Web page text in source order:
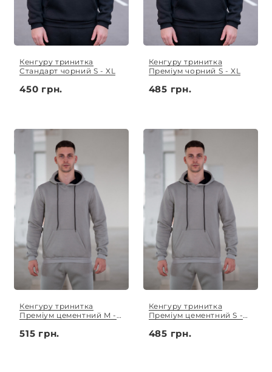
Кенгуру тринитка
Стандарт чорний S - XL
450 грн.
Кенгуру тринитка
Преміум чорний S - XL
485 грн.
Кенгуру тринитка
Преміум цементний M -
515 грн.
Кенгуру тринитка
Преміум цементний S -
485 грн.